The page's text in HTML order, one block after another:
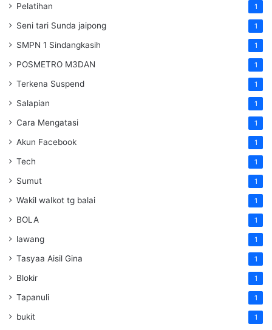
Pelatihan 1
Seni tari Sunda jaipong 1
SMPN 1 Sindangkasih 1
POSMETRO M3DAN 1
Terkena Suspend 1
Salapian 1
Cara Mengatasi 1
Akun Facebook 1
Tech 1
Sumut 1
Wakil walkot tg balai 1
BOLA 1
lawang 1
Tasyaa Aisil Gina 1
Blokir 1
Tapanuli 1
bukit 1